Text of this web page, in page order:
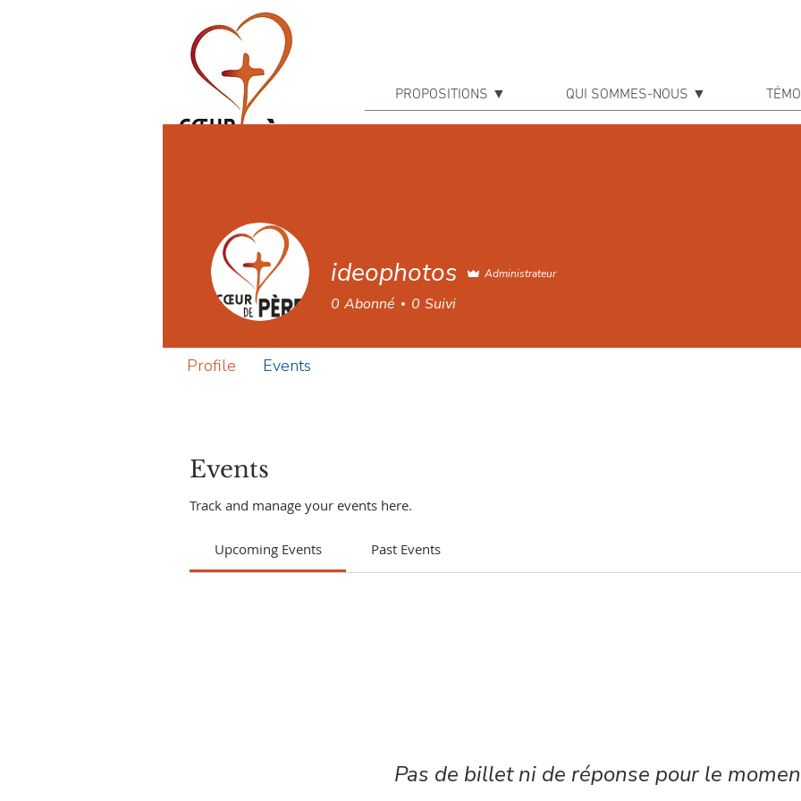
PROPOSITIONS ▼ QUI SOMMES-NOUS ▼
Events
Track and manage your events here.
Upcoming Events Past Events
Pas de billet ni de réponse pour le
ideophotos Administrateur
0 Abonné 0 Suivi
Profile Events